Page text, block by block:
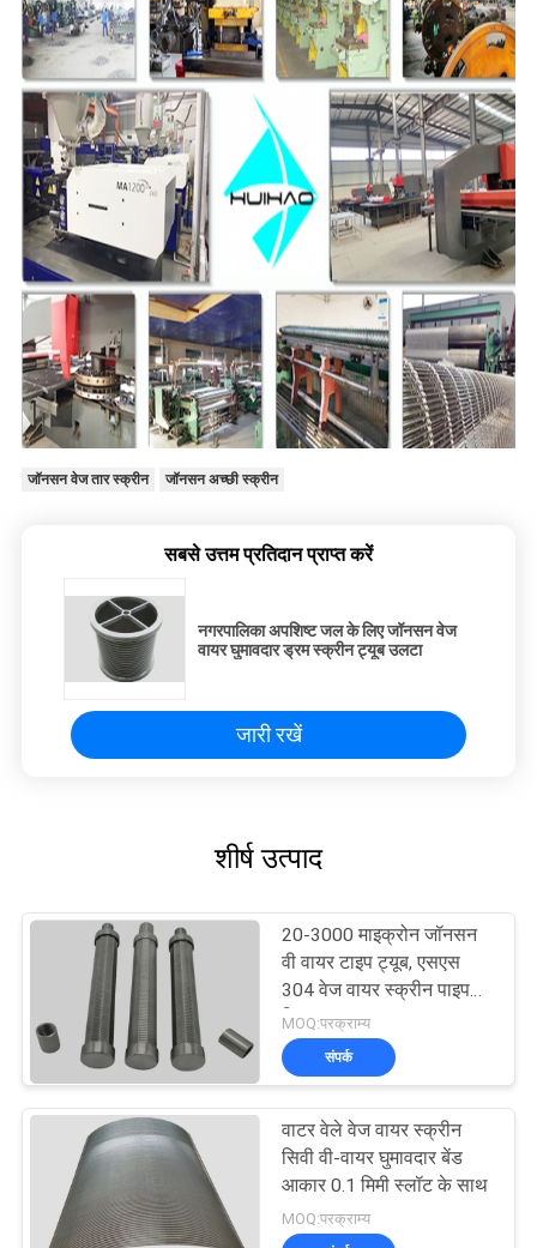
जॉनसन वेज तार स्क्रीन जॉनसन अच्छी स्क्रीन
सबसे उत्तम प्रतिदान प्राप्त करें
नगरपालिका अपशिष्ट जल के लिए जॉनसन वेज
वायर घुमावदार ड्रम स्क्रीन ट्यूब उलटा
जारी रखें
शीर्ष उत्पाद
20-3000 माइक्रोन जॉनसन
वी वायर टाइप ट्यूब, एसएस
304 वेज वायर स्क्रीन पाइप
फ़िल्टर
MOQ:परक्राम्य
संपर्क
वाटर वेले वेज वायर स्क्रीन
सिवी वी-वायर घुमावदार बेंड
आकार 0.1 मिमी स्लॉट के साथ
MOQ:परक्राम्य